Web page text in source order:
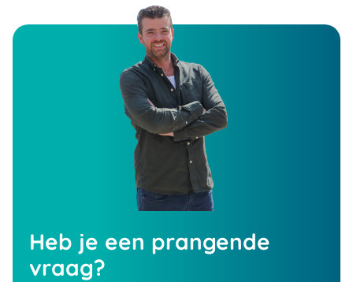
Heb je een prangende
vraag?